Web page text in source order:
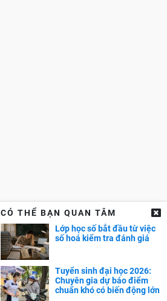
CÓ THỂ BẠN QUAN TÂM
Lớp học số bắt đầu từ việc
số hoá kiểm tra đánh giá
Tuyển sinh đại học 2026:
Chuyên gia dự báo điểm
chuẩn khó có biến động lớn